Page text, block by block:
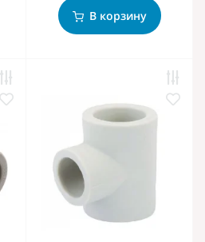
В корзину